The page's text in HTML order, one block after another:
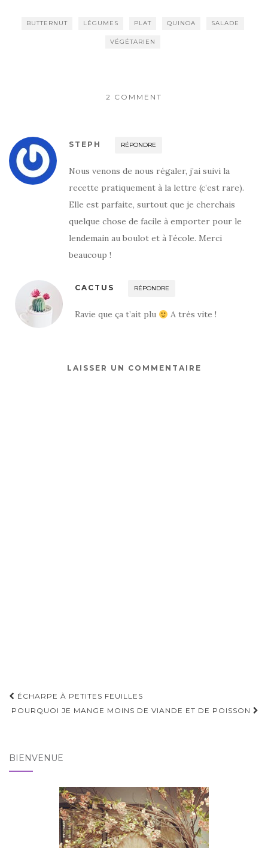
BUTTERNUT LÉGUMES PLAT QUINOA SALADE
VÉGÉTARIEN
2 COMMENT
STEPH RÉPONDRE
Nous venons de nous régaler, j’ai suivi la
recette pratiquement à la lettre (c’est rare).
Elle est parfaite, surtout que je cherchais
quelque chose de facile à emporter pour le
lendemain au boulot et à l’école. Merci
beaucoup !
CACTUS RÉPONDRE
Ravie que ça t’ait plu A très vite !
LAISSER UN COMMENTAIRE
Pagination
d'article
ÉCHARPE À PETITES FEUILLES
POURQUOI JE MANGE MOINS DE VIANDE ET DE POISSON
BIENVENUE